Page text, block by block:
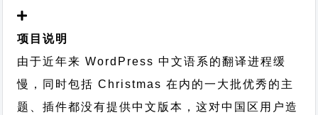
项目说明
由于近年来 WordPress 中文语系的翻译进程缓
慢，同时包括 Christmas 在内的一大批优秀的主
题、插件都没有提供中文版本，这对中国区用户造